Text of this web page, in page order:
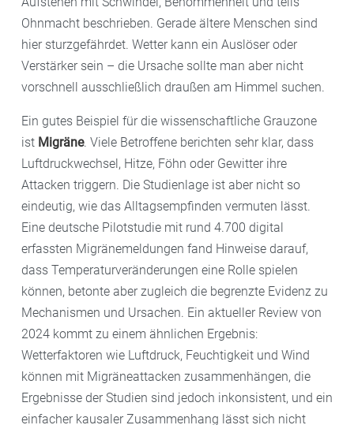
Ohnmacht beschrieben. Gerade ältere Menschen sind
hier sturzgefährdet. Wetter kann ein Auslöser oder
Verstärker sein – die Ursache sollte man aber nicht
vorschnell ausschließlich draußen am Himmel suchen.
Ein gutes Beispiel für die wissenschaftliche Grauzone
ist Migräne. Viele Betroffene berichten sehr klar, dass
Luftdruckwechsel, Hitze, Föhn oder Gewitter ihre
Attacken triggern. Die Studienlage ist aber nicht so
eindeutig, wie das Alltagsempfinden vermuten lässt.
Eine deutsche Pilotstudie mit rund 4.700 digital
erfassten Migränemeldungen fand Hinweise darauf,
dass Temperaturveränderungen eine Rolle spielen
können, betonte aber zugleich die begrenzte Evidenz zu
Mechanismen und Ursachen. Ein aktueller Review von
2024 kommt zu einem ähnlichen Ergebnis:
Wetterfaktoren wie Luftdruck, Feuchtigkeit und Wind
können mit Migräneattacken zusammenhängen, die
Ergebnisse der Studien sind jedoch inkonsistent, und ein
einfacher kausaler Zusammenhang lässt sich nicht